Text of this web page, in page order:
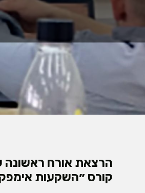
הרצאת אורח ראשונה
קורס ״השקעות